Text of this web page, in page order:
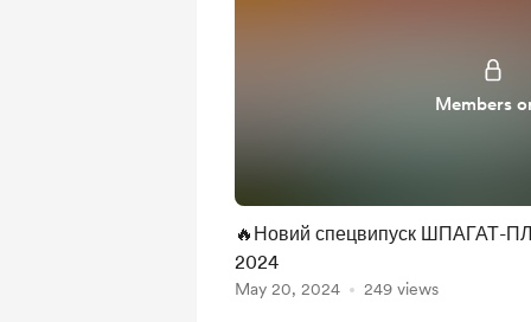
Members
🔥Новий спецвипуск ШПАГАТ-
2024
May 20, 2024 249 views